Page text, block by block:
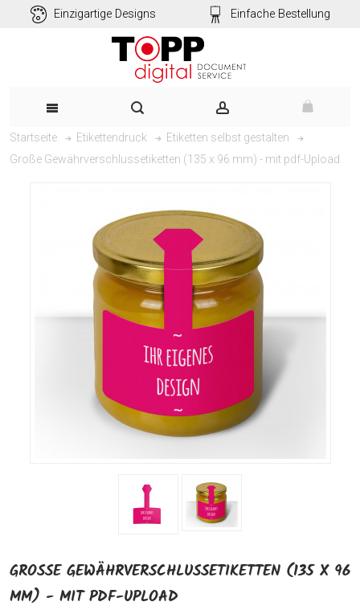
Einzigartige Designs Einfache Bestellung
Startseite Etikettendruck
Etiketten selbst gestalten
Große Gewährverschlussetiketten (135 x 96 mm) - mit pdf-Upload
GROSSE GEWÄHRVERSCHLUSSETIKETTEN (135 X 96 M
M) - MIT PDF-UPLOAD